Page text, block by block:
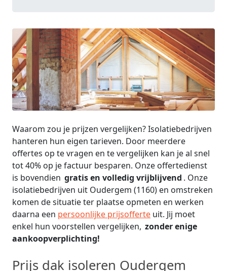
Waarom zou je prijzen vergelijken? Isolatiebedrijven
hanteren hun eigen tarieven. Door meerdere
offertes op te vragen en te vergelijken kan je al snel
tot 40% op je factuur besparen. Onze offertedienst
is bovendien gratis en volledig vrijblijvend . Onze
isolatiebedrijven uit Oudergem (1160) en omstreken
komen de situatie ter plaatse opmeten en werken
daarna een persoonlijke prijsofferte uit. Jij moet
enkel hun voorstellen vergelijken, zonder enige
aankoopverplichting!
Prijs dak isoleren Oudergem